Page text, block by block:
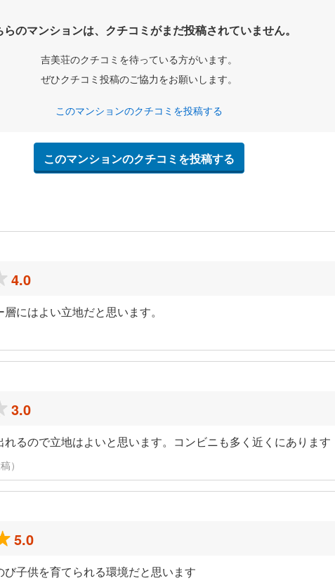
らのマンションは、クチコミがまだ投稿されていません。
吉美荘のクチコミを待っている方がいます。
ぜひクチコミ投稿のご協力をお願いします。
このマンションのクチコミを投稿する
このマンションのクチコミを投稿する
4.0
にはよい立地だと思います。
3.0
るので立地はよいと思います。コンビニも多く近くにあります
）
5.0
子供を育てられる環境だと思います